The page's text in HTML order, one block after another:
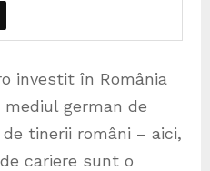
investit în România
mediul german de
tinerii români – aici,
cariere sunt o